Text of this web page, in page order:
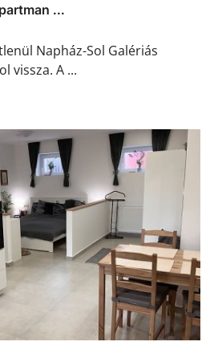
...
Napház-Sol Galériás
vissza. A ...